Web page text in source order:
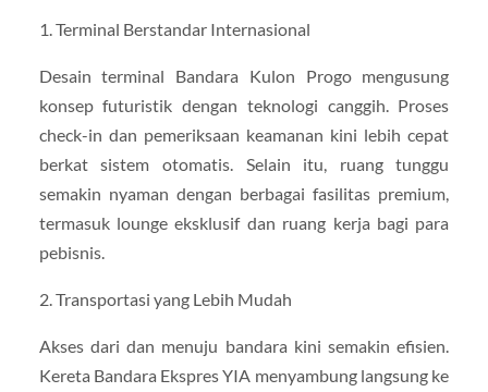
1. Terminal Berstandar Internasional
Desain terminal Bandara Kulon Progo mengusung
konsep futuristik dengan teknologi canggih. Proses
check-in dan pemeriksaan keamanan kini lebih cepat
berkat sistem otomatis. Selain itu, ruang tunggu
semakin nyaman dengan berbagai fasilitas premium,
termasuk lounge eksklusif dan ruang kerja bagi para
pebisnis.
2. Transportasi yang Lebih Mudah
Akses dari dan menuju bandara kini semakin efisien.
Kereta Bandara Ekspres YIA menyambung langsung ke